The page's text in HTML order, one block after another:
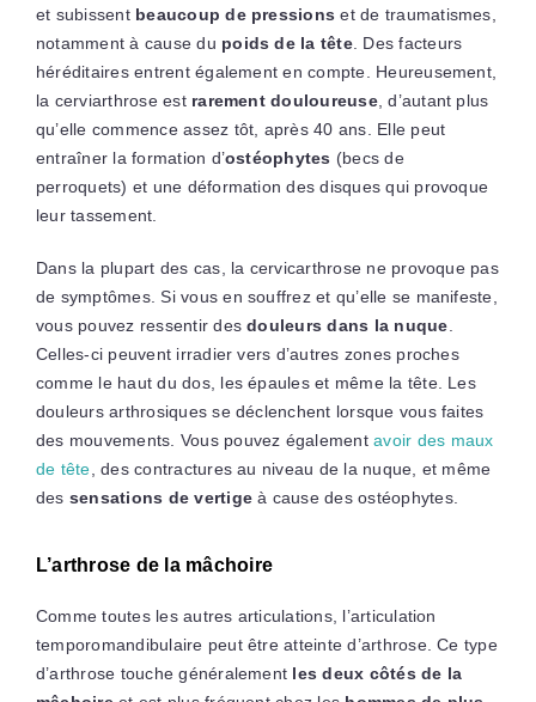
et subissent beaucoup de pressions et de traumatismes,
notamment à cause du poids de la tête. Des facteurs
héréditaires entrent également en compte. Heureusement,
la cerviarthrose est rarement douloureuse, d’autant plus
qu’elle commence assez tôt, après 40 ans. Elle peut
entraîner la formation d’ostéophytes (becs de
perroquets) et une déformation des disques qui provoque
leur tassement.
Dans la plupart des cas, la cervicarthrose ne provoque pas
de symptômes. Si vous en souffrez et qu’elle se manifeste,
vous pouvez ressentir desdouleurs dans la nuque
Celles-ci peuvent irradier vers d’autres zones proches
comme le haut du dos, les épaules et même la tête. Les
douleurs arthrosiques se déclenchent lorsque vous faites
des mouvements. Vous pouvez égalementavoir des maux
de tête , des contractures au niveau de la nuque, et même
des sensations de vertige à cause des ostéophytes.
L’arthrose de la mâchoire
Comme toutes les autres articulations, l’articulation
temporomandibulaire peut être atteinte d’arthrose. Ce type
d’arthrose touche généralement les deux côtés de la